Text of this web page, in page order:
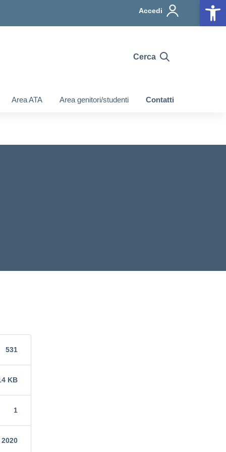
Accedi
Cerca
Area ATA Area genitori/studenti Contatti
531
KB
1